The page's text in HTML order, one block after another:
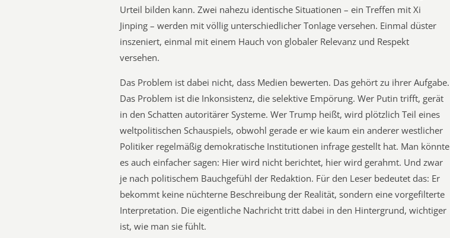
Urteil bilden kann. Zwei nahezu identische Situationen – ein Treffen mit Xi
Jinping – werden mit völlig unterschiedlicher Tonlage versehen. Einmal düster
inszeniert, einmal mit einem Hauch von globaler Relevanz und Respekt
versehen.
Das Problem ist dabei nicht, dass Medien bewerten. Das gehört zu ihrer Aufgabe.
Das Problem ist die Inkonsistenz, die selektive Empörung. Wer Putin trifft, gerät
in den Schatten autoritärer Systeme. Wer Trump heißt, wird plötzlich Teil eines
weltpolitischen Schauspiels, obwohl gerade er wie kaum ein anderer westlicher
Politiker regelmäßig demokratische Institutionen infrage gestellt hat. Man könnte
es auch einfacher sagen: Hier wird nicht berichtet, hier wird gerahmt. Und zwar
je nach politischem Bauchgefühl der Redaktion. Für den Leser bedeutet das: Er
bekommt keine nüchterne Beschreibung der Realität, sondern eine vorgefilterte
Interpretation. Die eigentliche Nachricht tritt dabei in den Hintergrund, wichtiger
ist, wie man sie fühlt.